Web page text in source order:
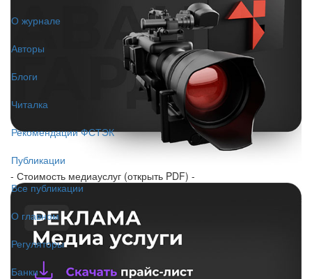
О журнале
Авторы
Блоги
Читалка
Рекомендации ФСТЭК
Публикации
Все публикации
О главном
Регуляторы
Банки
- Стоимость медиауслуг (открыть PDF) -